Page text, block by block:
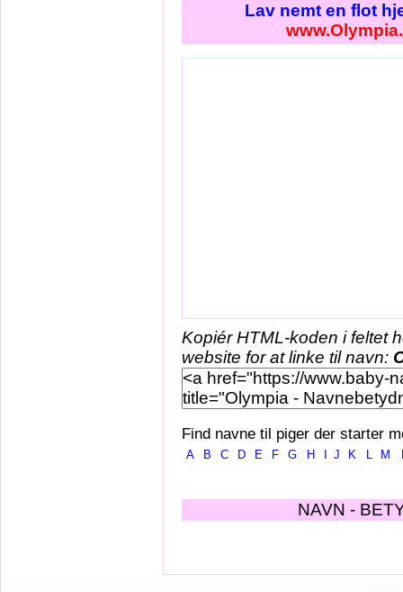
Lav nemt en flot
Kopiér HTML-koden i feltet
website for at linke til navn:
Find navne til piger der starter
A B C D E F G H J K L M
NAVN -